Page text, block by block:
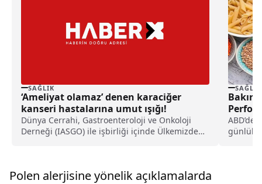
SAĞLIK
‘Ameliyat olamaz’ denen karaciğer
kanseri hastalarına umut ışığı!
Dünya Cerrahi, Gastroenteroloji ve Onkoloji
Derneği (IASGO) ile işbirliği içinde Ülkemizde
SAĞLIK
Bakır
ABD’de
günlük
Polen alerjisine yönelik açıklamalarda